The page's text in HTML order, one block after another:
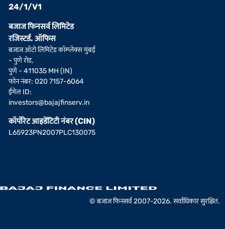
24/1/V1
बजाज फिनसर्व लिमिटेड
रजिस्टर्ड. ऑफिस
बजाज ऑटो लिमिटेड कॉम्प्लेक्स मुंबई
- पुणे रोड,
पुणे - 411035 MH (IN)
फोन नंबर: 020 7157-6064
ईमेल ID:
investors@bajajfinserv.in
कॉर्पोरेट आइडेंटिटी नंबर (CIN)
L65923PN2007PLC130075
© बजाज फिनसर्व 2007-2026. सर्वाधिकार सुरक्षित.